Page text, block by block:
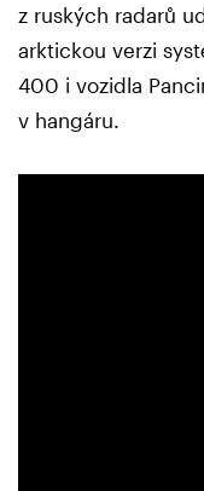
z ruských radarů
arktickou verzi
400 i vozidla
v hangáru.